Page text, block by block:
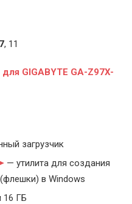
7, 11
GIGABYTE GA-Z97X-
загрузчик
— утилита для создания
в Windows
16 ГБ